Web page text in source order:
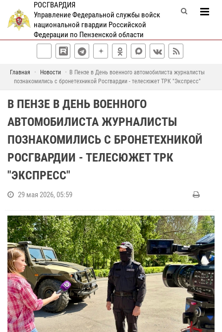
РОСГВАРДИЯ
Управление Федеральной службы войск
национальной гвардии Российской
Федерации по Пензенской области
Главная Новости
В Пензе в День военного автомобилиста журналисты
познакомились с бронетехникой Росгвардии - телесюжет ТРК "Экспресс"
В ПЕНЗЕ В ДЕНЬ ВОЕННОГО
АВТОМОБИЛИСТА ЖУРНАЛИСТЫ
ПОЗНАКОМИЛИСЬ С БРОНЕТЕХНИКОЙ
РОСГВАРДИИ - ТЕЛЕСЮЖЕТ ТРК
"ЭКСПРЕСС"
29 мая 2026, 05:59